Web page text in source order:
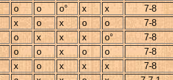
o o o° x x 7-8
x o x o o 7-8
o x x x o° 7-8
o o x o o 7-8
x o x x x 7-8